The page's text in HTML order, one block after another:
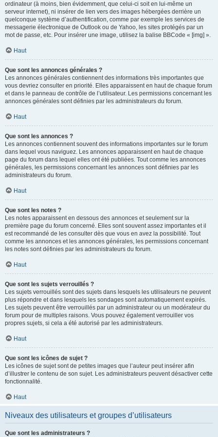
ordinateur (à moins, bien évidemment, que celui-ci soit en lui-même un
serveur internet), ni insérer de lien vers des images hébergées derrière un
quelconque système d’authentification, comme par exemple les services de
messagerie électronique de Outlook ou de Yahoo, les sites protégés par un
mot de passe, etc. Pour insérer une image, utilisez la balise BBCode « [img] ».
Haut
Que sont les annonces générales ?
Les annonces générales contiennent des informations très importantes que
vous devriez consulter en priorité. Elles apparaissent en haut de chaque forum
et dans le panneau de contrôle de l’utilisateur. Les permissions concernant les
annonces générales sont définies par les administrateurs du forum.
Haut
Que sont les annonces ?
Les annonces contiennent souvent des informations importantes sur le forum
dans lequel vous naviguez. Les annonces apparaissent en haut de chaque
page du forum dans lequel elles ont été publiées. Tout comme les annonces
générales, les permissions concernant les annonces sont définies par les
administrateurs du forum.
Haut
Que sont les notes ?
Les notes apparaissent en dessous des annonces et seulement sur la
première page du forum concerné. Elles sont souvent assez importantes et il
est recommandé de les consulter dès que vous en avez la possibilité. Tout
comme les annonces et les annonces générales, les permissions concernant
les notes sont définies par les administrateurs du forum.
Haut
Que sont les sujets verrouillés ?
Les sujets verrouillés sont des sujets dans lesquels les utilisateurs ne peuvent
plus répondre et dans lesquels les sondages sont automatiquement expirés.
Les sujets peuvent être verrouillés par un administrateur ou un modérateur du
forum pour de multiples raisons. Vous pouvez également verrouiller vos
propres sujets, si cela a été autorisé par les administrateurs.
Haut
Que sont les icônes de sujet ?
Les icônes de sujet sont de petites images que l’auteur peut insérer afin
d’illustrer le contenu de son sujet. Les administrateurs peuvent désactiver cette
fonctionnalité.
Haut
Niveaux des utilisateurs et groupes d’utilisateurs
Que sont les administrateurs ?